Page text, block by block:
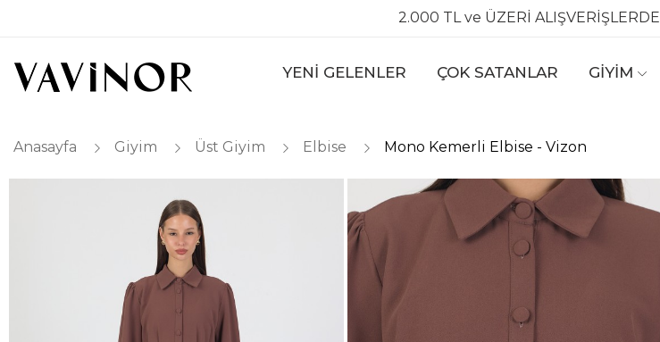
2.000 TL ve ÜZERİ ALIŞVERİŞLERDE
YENİ GELENLER ÇOK SATANLAR GİYİM
Anasayfa Giyim Üst Giyim Elbise Mono Kemerli Elbise - Vizon